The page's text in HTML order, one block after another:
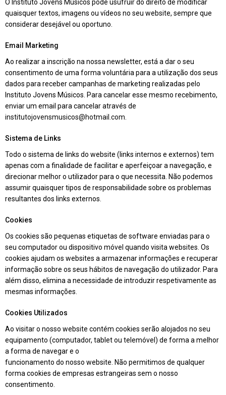
O Instituto Jovens Músicos pode usufruir do direito de modificar
quaisquer textos, imagens ou vídeos no seu website, sempre que
considerar desejável ou oportuno.
Email Marketing
Ao realizar a inscrição na nossa newsletter, está a dar o seu
consentimento de uma forma voluntária para a utilização dos seus
dados para receber campanhas de marketing realizadas pelo
Instituto Jovens Músicos. Para cancelar esse mesmo recebimento,
enviar um email para cancelar através de
institutojovensmusicos@hotmail.com.
Sistema de Links
Todo o sistema de links do website (links internos e externos) tem
apenas com a finalidade de facilitar e aperfeiçoar a navegação, e
direcionar melhor o utilizador para o que necessita. Não podemos
assumir quaisquer tipos de responsabilidade sobre os problemas
resultantes dos links externos.
Cookies
Os cookies são pequenas etiquetas de software enviadas para o
seu computador ou dispositivo móvel quando visita websites. Os
cookies ajudam os websites a armazenar informações e recuperar
informação sobre os seus hábitos de navegação do utilizador. Para
além disso, elimina a necessidade de introduzir respetivamente as
mesmas informações.
Cookies Utilizados
Ao visitar o nosso website contém cookies serão alojados no seu
equipamento (computador, tablet ou telemóvel) de forma a melhor
a forma de navegar e o
funcionamento do nosso website. Não permitimos de qualquer
forma cookies de empresas estrangeiras sem o nosso
consentimento.